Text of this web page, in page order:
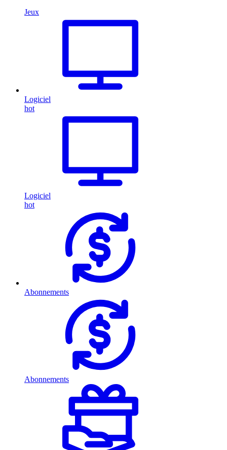
Jeux
Logiciel
hot
Logiciel
hot
Abonnements
Abonnements